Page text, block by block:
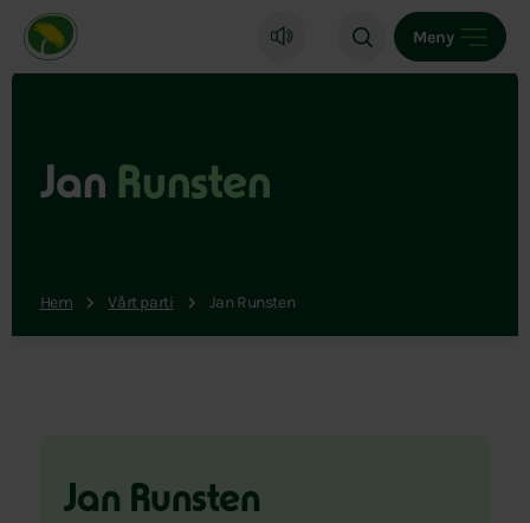
Miljöpartiet de gröna, startsida
Meny
Jan Runsten
Hem Vårt parti Jan Runsten
Jan Runsten